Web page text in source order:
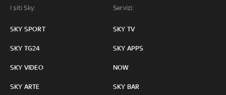
I siti Sky:
SKY SPORT
SKY TG24
SKY VIDEO
SKY ARTE
Servizi:
SKY TV
SKY APPS
NOW
SKY BAR